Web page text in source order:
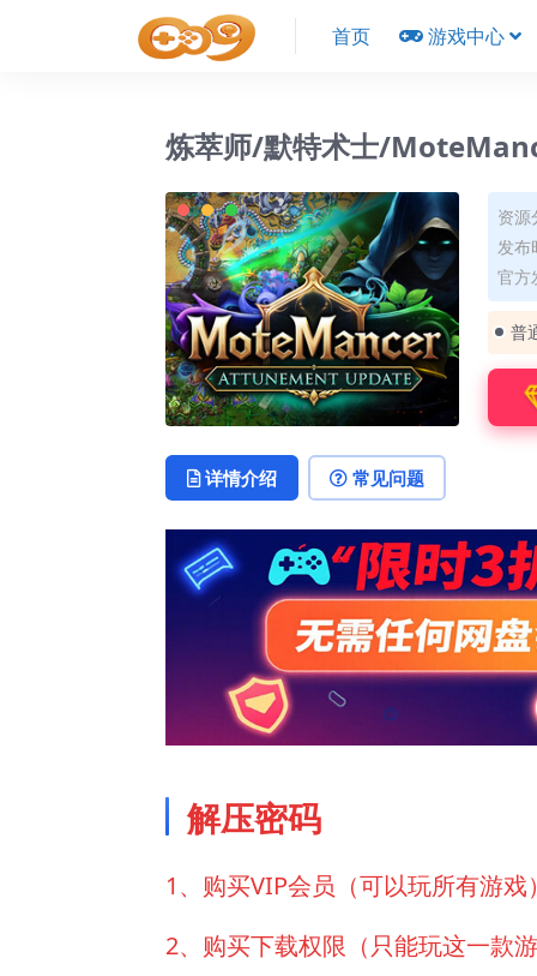
首页 游戏中心
炼萃师/默特术士/
资
发布
官方
普
详情介绍 常见问题
解压密码
1、购买VIP会员（可以玩所有游
2、购买下载权限（只能玩这一款